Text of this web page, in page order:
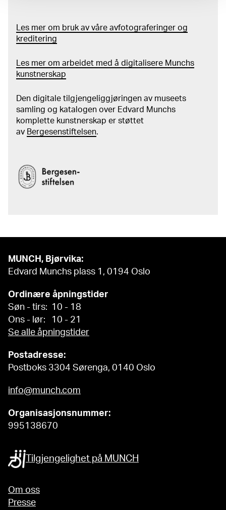
Les mer om bruk av våre avfotograferinger og
kreditering
Les mer om arbeidet med å digitalisere Munchs
kunstnerskap
Den digitale tilgjengeliggjøringen av museets
samling og katalogen over Edvard Munchs
komplette kunstnerskap er støttet
av Bergesenstiftelsen.
MUNCH, Bjørvika:
Edvard Munchs plass 1, 0194 Oslo
Ordinære åpningstider
Søn - tirs: 10 - 18
Ons - lør: 10 - 21
Se alle åpningstider
Postadresse:
Postboks 3304 Sørenga, 0140 Oslo
info@munch.com
Organisasjonsnummer:
995138670
Tilgjengelighet på MUNCH
Om oss
Presse